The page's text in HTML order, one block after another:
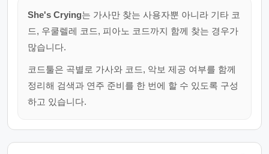
She's Crying는 가사만 찾는 사용자뿐 아니라 기타 코
드, 우쿨렐레 코드, 피아노 코드까지 함께 찾는 경우가
많습니다.
코드툴은 곡별로 가사와 코드, 악보 제공 여부를 함께
정리해 검색과 연주 준비를 한 번에 할 수 있도록 구성
하고 있습니다.